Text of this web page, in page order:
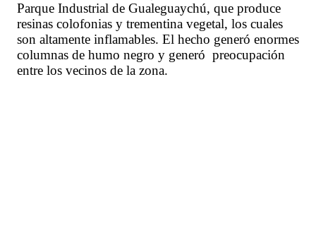
Parque Industrial de Gualeguaychú, que produce
resinas colofonias y trementina vegetal, los cuales
son altamente inflamables. El hecho generó enormes
columnas de humo negro y generó preocupación
entre los vecinos de la zona.